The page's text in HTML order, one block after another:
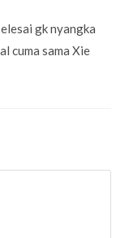
gk nyangka
cuma sama Xie